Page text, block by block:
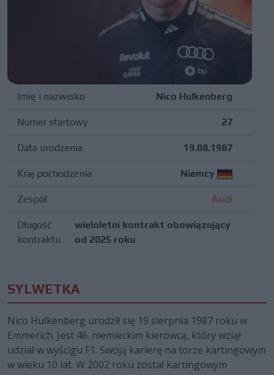
Imię i nazwisko Nico Hulkenberg
Numer startowy 27
Data urodzenia 19.08.1987
Kraj pochodzenia Niemcy
Zespół Audi
Długość
kontraktu
wieloletni kontrakt obowiązujący
od 2025 roku
SYLWETKA
Nico Hulkenberg urodził się 19 sierpnia 1987 roku w
Emmerich. Jest 46. niemieckim kierowcą, który wziął
udział w wyścigu F1. Swoją karierę na torze kartingowym
w wieku 10 lat. W 2002 roku został kartingowym